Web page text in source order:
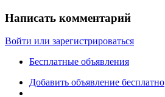
Написать комментарий
Войти или зарегистрироваться
Бесплатные объявления
Добавить объявление бесплатно